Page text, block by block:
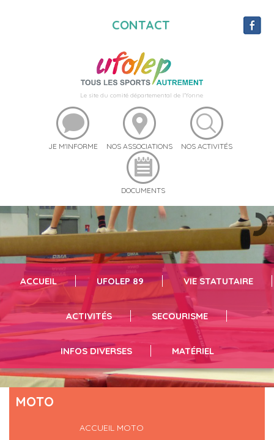
CONTACT
Le site du comité départemental de l'Yonne
JE M'INFORME NOS ASSOCIATIONS NOS ACTIVITÉS
DOCUMENTS
RÉSERVEZ DU MATÉRIEL
vous pouvez résrever du matériel en suivant le lien
UFO STREET 89
infos et inscriptions en suivant le lien
UFOSEBOUGER
séances de sport cliquez ici
ACCUEIL UFOLEP 89 VIE STATUTAIRE
ACTIVITÉS SECOURISME
INFOS DIVERSES MATÉRIEL
MOTO
ACCUEIL MOTO